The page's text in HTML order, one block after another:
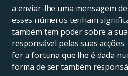
a enviar-lhe uma mensagem de
esses números tenham
também tem poder sobre a sua
responsável pelas suas acções.
for a fortuna que lhe é dada
forma de ser também